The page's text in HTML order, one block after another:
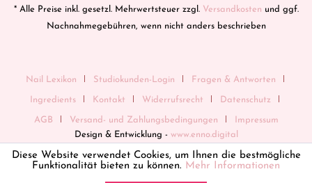
* Alle Preise inkl. gesetzl. Mehrwertsteuer zzgl. Versandkosten und ggf.
Nachnahmegebühren, wenn nicht anders beschrieben
Nail Lexikon Studiokunden-Login Fragen & Antworten
Ingredients Kontakt Widerrufsrecht Datenschutz
AGB Versand- und Zahlungsbedingungen
Impressum
Design & Entwicklung - www.enno.digital
Diese Website verwendet Cookies, um Ihnen die bestmögliche
Funktionalität bieten zu können. Mehr Informationen